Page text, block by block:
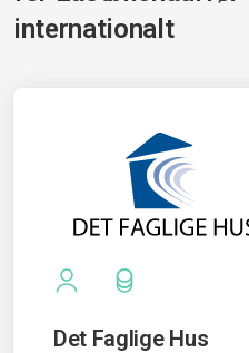
internationalt
Det Faglige Hus